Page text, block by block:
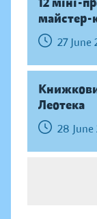
майстер-
27 June
Леотека
28